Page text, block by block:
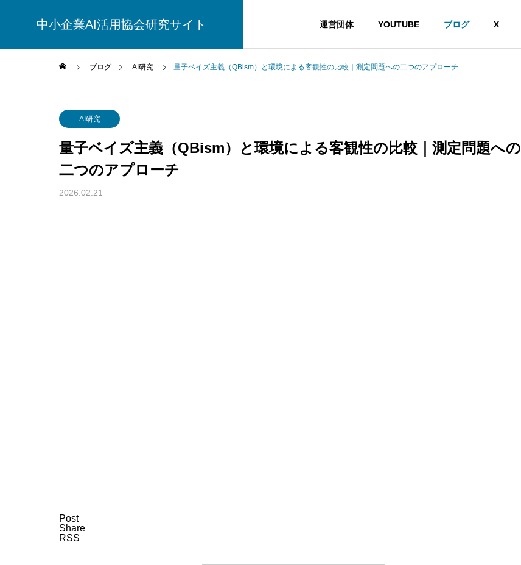
中小企業AI活用協会研究サイト 運営団体 YOUTUBE ブログ X
ブログ AI研究 量子ベイズ主義（QBism）と環境による客観性の比較｜測定問題への二つのアプローチ
AI研究
量子ベイズ主義（QBism）と環境による客観性の比較｜測定問題への
二つのアプローチ
2026.02.21
Post
Share
RSS